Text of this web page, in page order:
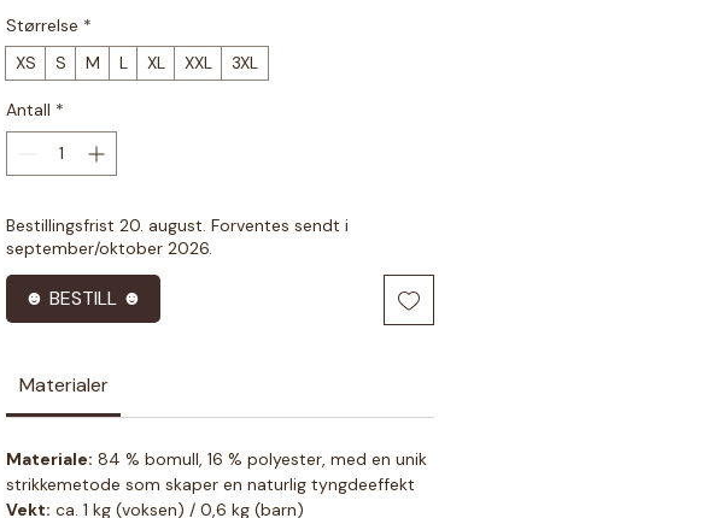
Størrelse *
XS
S M L XL XXL 3XL
Antall *
Bestillingsfrist 20. august. Forventes sendt i
september/oktober 2026.
☻ BESTILL ☻
Materialer
Materiale: 84 % bomull, 16 % polyester, med en unik
strikkemetode som skaper en naturlig tyngdeeffekt
Vekt: ca. 1 kg (voksen) / 0,6 kg (barn)